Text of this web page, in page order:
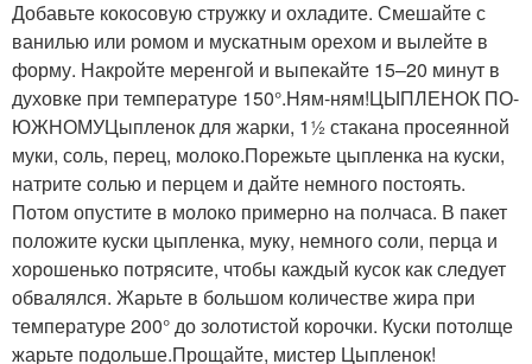
Добавьте кокосовую стружку и охладите. Смешайте с
ванилью или ромом и мускатным орехом и вылейте в
форму. Накройте меренгой и выпекайте 15–20 минут в
духовке при температуре 150°.Ням-ням!ЦЫПЛЕНОК ПО-
ЮЖНОМУЦыпленок для жарки, 1½ стакана просеянной
муки, соль, перец, молоко.Порежьте цыпленка на куски,
натрите солью и перцем и дайте немного постоять.
Потом опустите в молоко примерно на полчаса. В пакет
положите куски цыпленка, муку, немного соли, перца и
хорошенько потрясите, чтобы каждый кусок как следует
обвалялся. Жарьте в большом количестве жира при
температуре 200° до золотистой корочки. Куски потолще
жарьте подольше.Прощайте, мистер Цыпленок!